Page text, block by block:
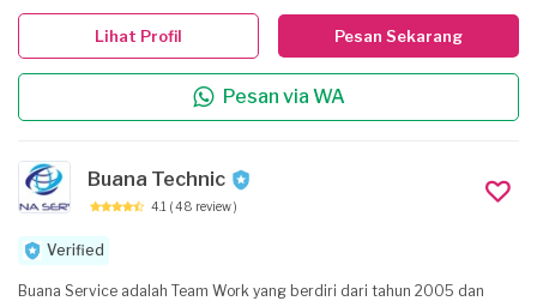
HEATER * Service POMPA AIR * Service JET PUMP * Service KOMPOR
GAS * Service DISPENSER
Pesan Sekarang
Pesan via WA
Lihat Profil
Buana Technic
4.1 ( 48 review )
Verified
Buana Service adalah Team Work yang berdiri dari tahun 2005 dan